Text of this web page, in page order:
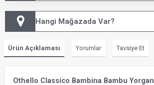
Hangi Mağazada Var?
Ürün Açıklaması Yorumlar Tavsiye Et
Othello Classico Bambina Bambu Yorgan